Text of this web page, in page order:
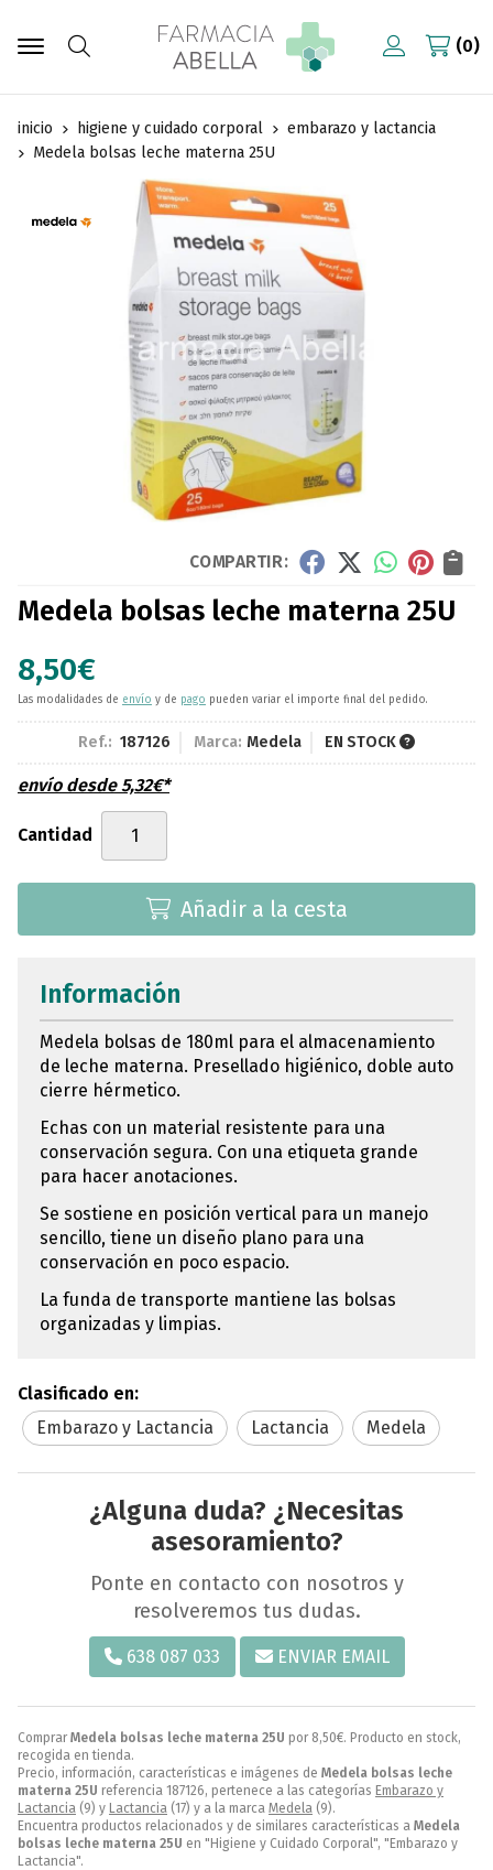
Buscar
0
inicio higiene y cuidado corporal
embarazo y lactancia
Medela bolsas leche materna 25U
COMPARTIR:
Medela bolsas leche materna 25U
8,50€
Las modalidades de envío y de pago pueden variar el importe final del pedido.
Ref.: 187126 Marca: Medela EN STOCK
envío desde5,32€*
Cantidad
Añadir a la cesta
Comprar Medela bolsas leche materna 25U por 8,50€. Producto en stock,
recogida en tienda.
Precio, información, características e imágenes de Medela bolsas leche
materna 25U referencia 187126, pertenece a las categorías Embarazo y
Lactancia (9) y Lactancia (17) y a la marca Medela (9).
Encuentra productos relacionados y de similares características a Medela
bolsas leche materna 25U en "Higiene y Cuidado Corporal", "Embarazo y
Lactancia".
Información
Medela bolsas de 180ml para el almacenamiento
de leche materna. Presellado higiénico, doble auto
cierre hérmetico.
Echas con un material resistente para una
conservación segura. Con una etiqueta grande
para hacer anotaciones.
Se sostiene en posición vertical para un manejo
sencillo, tiene un diseño plano para una
conservación en poco espacio.
La funda de transporte mantiene las bolsas
organizadas y limpias.
Clasificado en:
Embarazo y Lactancia
Lactancia Medela
¿Alguna duda? ¿Necesitas
asesoramiento?
Ponte en contacto con nosotros y
resolveremos tus dudas.
638 087 033 ENVIAR EMAIL